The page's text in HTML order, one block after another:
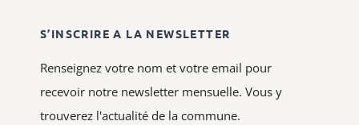
S’INSCRIRE A LA NEWSLETTER
Renseignez votre nom et votre email pour
recevoir notre newsletter mensuelle. Vous y
trouverez l'actualité de la commune.